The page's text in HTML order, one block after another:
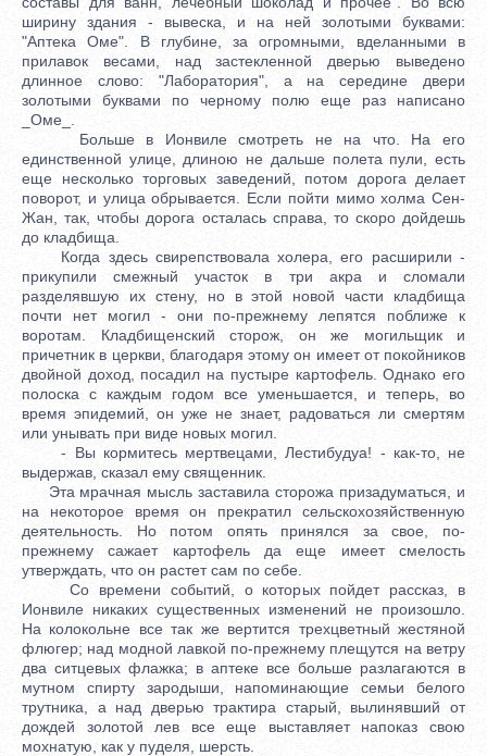
ширину здания - вывеска, и на ней золотыми буквами:
"Аптека Оме". В глубине, за огромными, вделанными в
прилавок весами, над застекленной дверью выведено
длинное слово: "Лаборатория", а на середине двери
золотыми буквами по черному полю еще раз написано
_Оме_.
Больше в Ионвиле смотреть не на что. На его
единственной улице, длиною не дальше полета пули, есть
еще несколько торговых заведений, потом дорога делает
поворот, и улица обрывается. Если пойти мимо холма Сен-
Жан, так, чтобы дорога осталась справа, то скоро дойдешь
до кладбища.
Когда здесь свирепствовала холера, его расширили -
прикупили смежный участок в три акра и сломали
разделявшую их стену, но в этой новой части кладбища
почти нет могил - они по-прежнему лепятся поближе к
воротам. Кладбищенский сторож, он же могильщик и
причетник в церкви, благодаря этому он имеет от покойников
двойной доход, посадил на пустыре картофель. Однако его
полоска с каждым годом все уменьшается, и теперь, во
время эпидемий, он уже не знает, радоваться ли смертям
или унывать при виде новых могил.
- Вы кормитесь мертвецами, Лестибудуа! - как-то, не
выдержав, сказал ему священник.
Эта мрачная мысль заставила сторожа призадуматься, и
на некоторое время он прекратил сельскохозяйственную
деятельность. Но потом опять принялся за свое, по-
прежнему сажает картофель да еще имеет смелость
утверждать, что он растет сам по себе.
Со времени событий, о которых пойдет рассказ, в
Ионвиле никаких существенных изменений не произошло.
На колокольне все так же вертится трехцветный жестяной
флюгер; над модной лавкой по-прежнему плещутся на ветру
два ситцевых флажка; в аптеке все больше разлагаются в
мутном спирту зародыши, напоминающие семьи белого
трутника, а над дверью трактира старый, вылинявший от
дождей золотой лев все еще выставляет напоказ свою
мохнатую, как у пуделя, шерсть.